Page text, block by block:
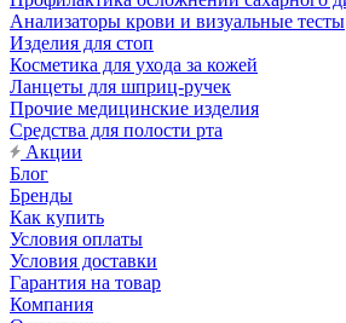
Анализаторы крови и визуальные тесты
Изделия для стоп
Косметика для ухода за кожей
Ланцеты для шприц-ручек
Прочие медицинские изделия
Средства для полости рта
Акции
Блог
Бренды
Как купить
Условия оплаты
Условия доставки
Гарантия на товар
Компания